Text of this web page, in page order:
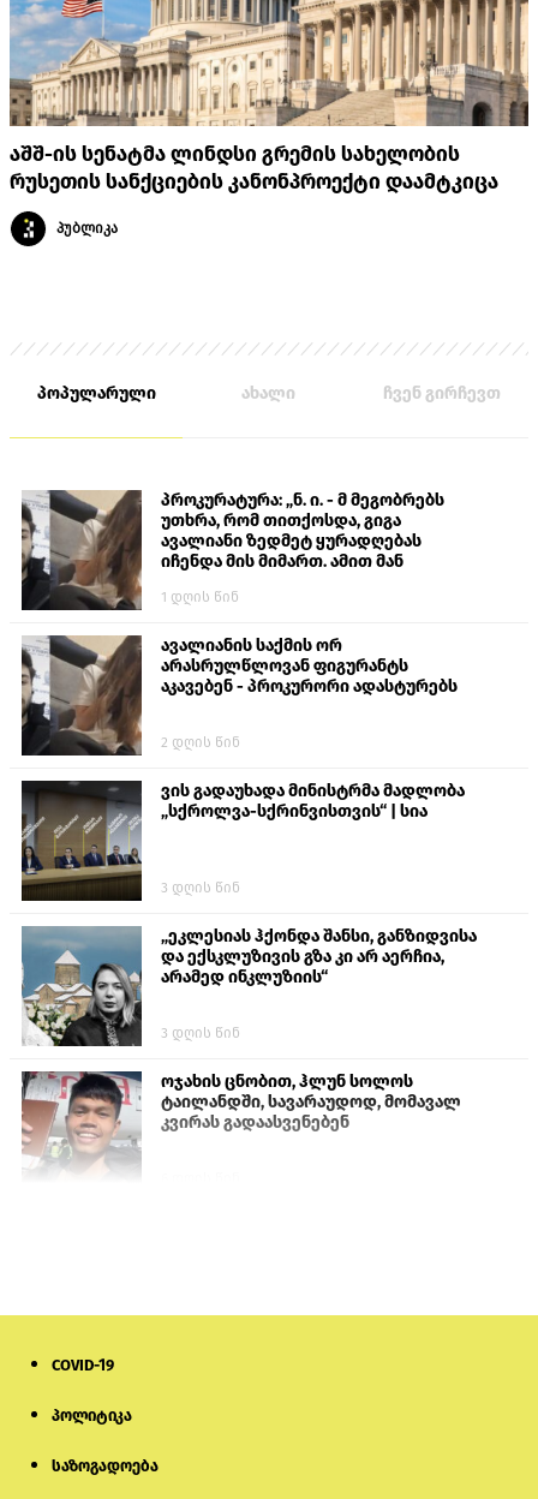
აშშ-ის სენატმა ლინდსი გრემის სახელობის
რუსეთის სანქციების კანონპროექტი დაამტკიცა
პუბლიკა
პოპულარული ახალი ჩვენ გირჩევთ
პროკურატურა: „ნ. ი. - მ მეგობრებს
უთხრა, რომ თითქოსდა, გიგა
ავალიანი ზედმეტ ყურადღებას
იჩენდა მის მიმართ. ამით მან
თავს დასხმოდა გიგა ავალიანს“
1 დღის წინ
ავალიანის საქმის ორ
არასრულწლოვან ფიგურანტს
აკავებენ - პროკურორი ადასტურებს
2 დღის წინ
ვის გადაუხადა მინისტრმა მადლობა
„სქროლვა-სქრინვისთვის“ | სია
3 დღის წინ
„ეკლესიას ჰქონდა შანსი, განზიდვისა
და ექსკლუზივის გზა კი არ აერჩია,
არამედ ინკლუზიის“
3 დღის წინ
ოჯახის ცნობით, ჰლუნ სოლოს
ტაილანდში, სავარაუდოდ, მომავალ
კვირას გადაასვენებენ
COVID-19
პოლიტიკა
საზოგადოება